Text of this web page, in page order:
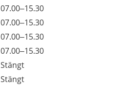
07.00–15.30
07.00–15.30
07.00–15.30
07.00–15.30
Stängt
Stängt